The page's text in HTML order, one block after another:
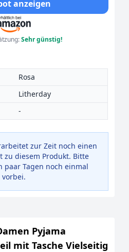
anzeigen
Sehr günstig!
Rosa
Litherday
-
zur Zeit noch einen
zu diesem Produkt. Bitte
paar Tagen noch einmal
vorbei.
Pyjama
mit Tasche Vielseitig